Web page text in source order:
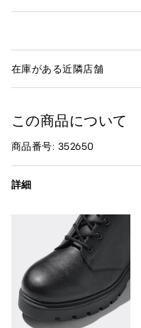
在庫がある近隣店舗
この商品について
商品番号: 352650
詳細